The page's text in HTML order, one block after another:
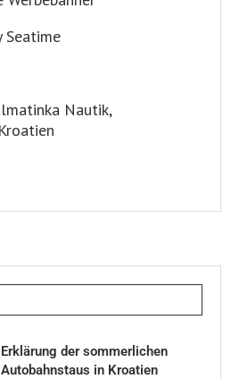
Erklärung der sommerlichen
Autobahnstaus in Kroatien